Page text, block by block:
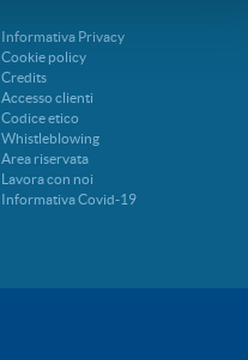
Informativa Privacy
Cookie policy
Credits
Accesso clienti
Codice etico
Whistleblowing
Area riservata
Lavora con noi
Informativa Covid-19